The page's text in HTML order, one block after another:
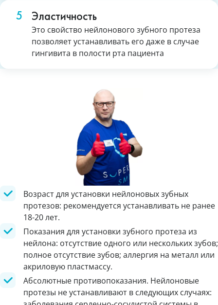
Эластичность
Это свойство нейлонового зубного протеза
позволяет устанавливать его даже в случае
гингивита в полости рта пациента
Возраст для установки нейлоновых зубных
протезов: рекомендуется устанавливать не ранее
18-20 лет.
Показания для установки зубного протеза из
нейлона: отсутствие одного или нескольких зубов;
полное отсутствие зубов; аллергия на металл или
акриловую пластмассу.
Абсолютные противопоказания. Нейлоновые
протезы не устанавливают в следующих случаях: